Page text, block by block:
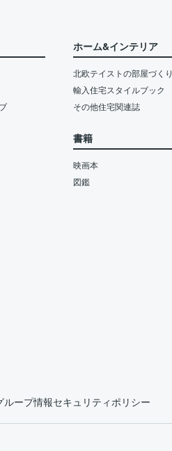
ホーム&インテリア
北欧テイストの部屋づくり
輸入住宅スタイルブック
その他住宅関連誌
書籍
映画本
図鑑
ループ情報セキュリティポリシー